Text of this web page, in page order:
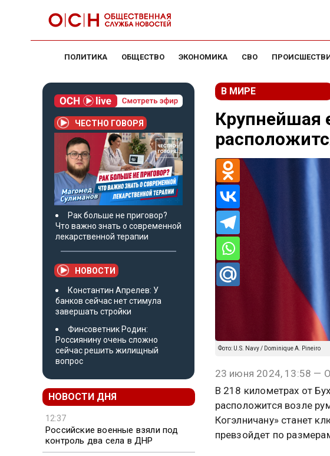
ПОЛИТИКА ОБЩЕСТВО ЭКОНОМИКА СВО
ЧЕСТНО ГОВОРЯ
Рак больше не приговор?
Что важно знать о современной
лекарственной терапии
НОВОСТИ
Константин Апрелев: У
банков сейчас нет стимула
завершать стройки
Финсоветник Родин:
Россиянину очень сложно
сейчас решить жилищный
вопрос
НОВОСТИ ДНЯ
12:37
Российские военные взяли под
контроль два села в ДНР
В МИРЕ
Крупнейшая
Фото: U.S. Navy / Dominique A. Pineiro
23 июня 2024, 13:58 —
В 218 километрах от
расположится возле
Когэлничану» станет
превзойдет по